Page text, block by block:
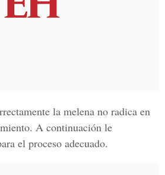
la melena no radica en
A continuación le
el proceso adecuado.